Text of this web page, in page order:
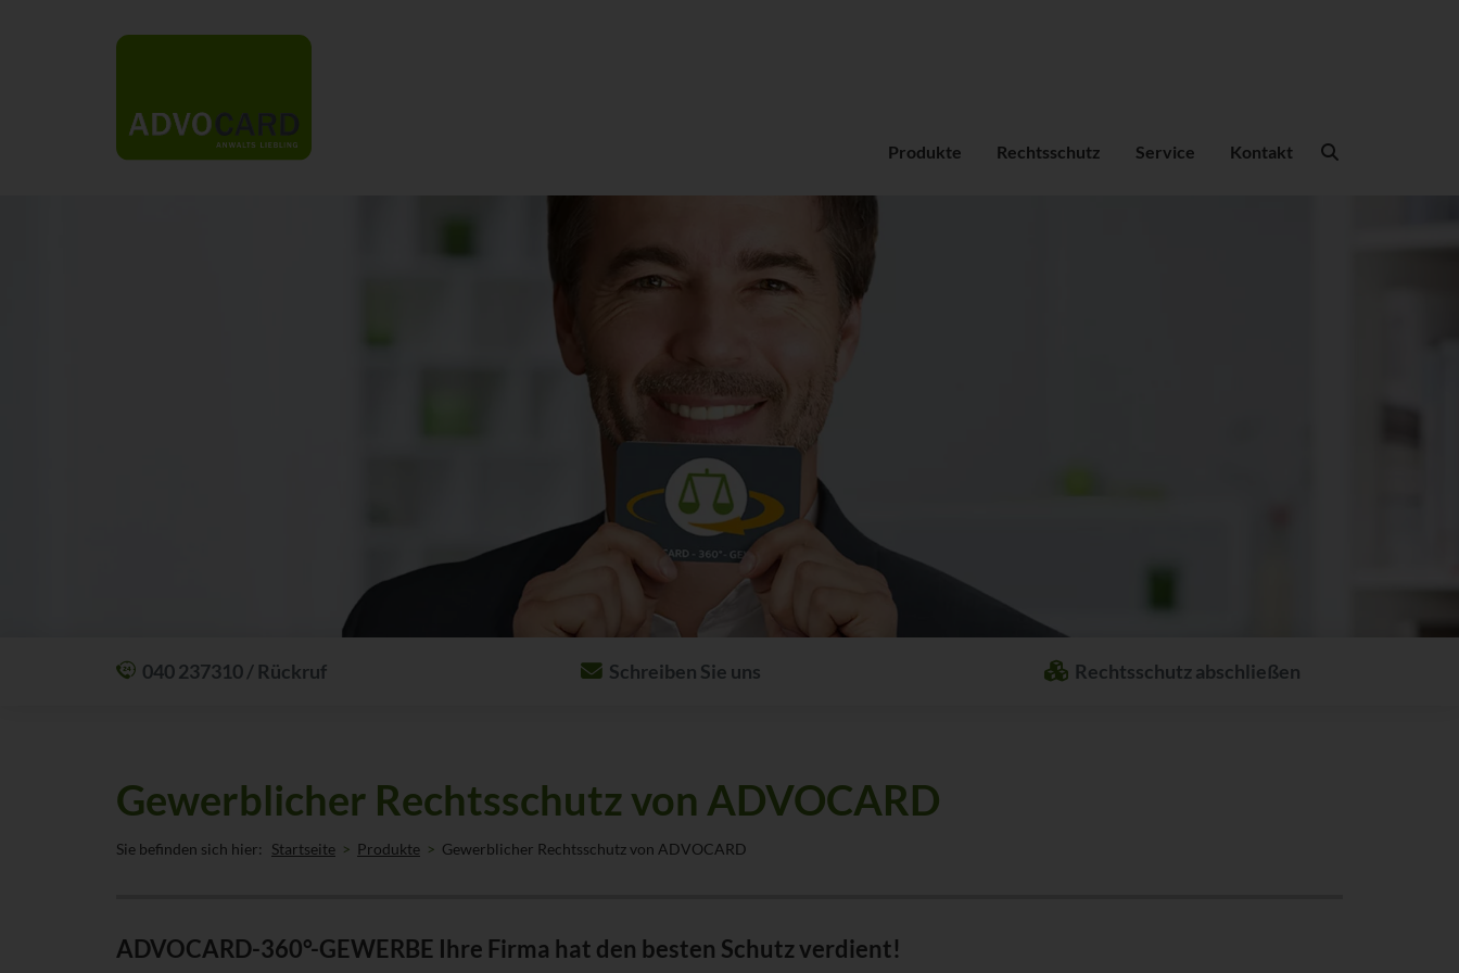
Produkte Rechtsschutz Service Kontakt
040 237310 / Rückruf
anrufen: Rückrufservice
Schreiben Sie uns
20066 Hamburg
Rechtsschutz abschließen
Gewerblicher Rechtsschutz von ADVOCARD
Sie befinden sich hier: Startseite Produkte Gewerblicher Rechtsschutz von ADVOCARD
ADVOCARD-360°-GEWERBE Ihre Firma hat den besten Schutz verdient!